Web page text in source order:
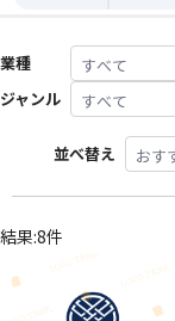
業種
ジャンル
並べ替え
結果:8件